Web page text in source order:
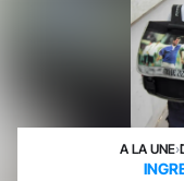
A LA UNE›